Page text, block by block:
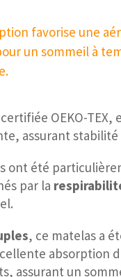
favorise une
un sommeil à
OEKO-TEX,
assurant
ont été
par la
, ce matelas a
absorption
assurant un